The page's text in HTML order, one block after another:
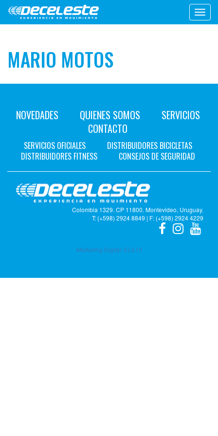
MARIO MOTOS
NOVEDADES QUIENES SOMOS
SERVICIOS
CONTACTO
SERVICIOS OFICIALES
DISTRIBUIDORES BICICLETAS
DISTRIBUIDORES FITNESS
CONSEJOS DE SEGURIDAD
Colombia 1329. CP 11800. Montevideo, Uruguay.
T: (+598) 2924 8849 | F: (+598) 2924 4229
Marketing Digital: ELE10